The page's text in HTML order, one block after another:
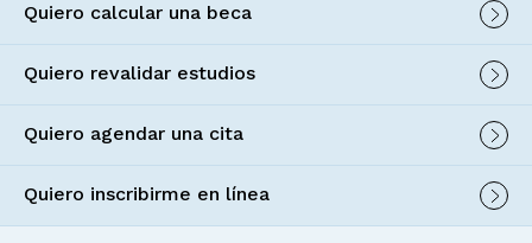
Quiero calcular una beca
Quiero revalidar estudios
Quiero agendar una cita
Quiero inscribirme en línea